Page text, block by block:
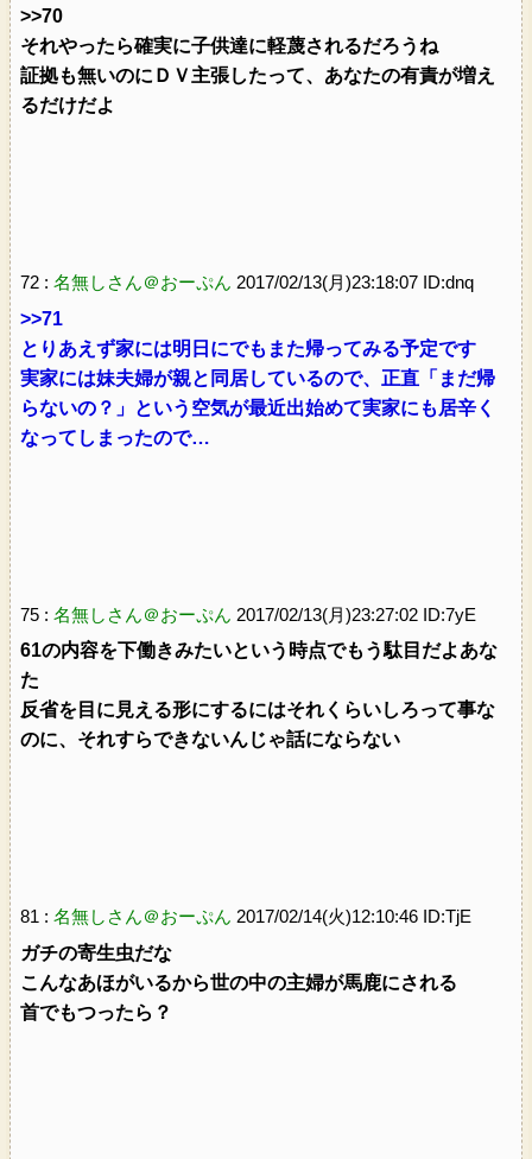
>>70
それやったら確実に子供達に軽蔑されるだろうね
証拠も無いのにＤＶ主張したって、あなたの有責が増え
るだけだよ
72 : 名無しさん＠おーぷん 2017/02/13(月)23:18:07 ID:dnq
>>71
とりあえず家には明日にでもまた帰ってみる予定です
実家には妹夫婦が親と同居しているので、正直「まだ帰
らないの？」という空気が最近出始めて実家にも居辛く
なってしまったので…
75 : 名無しさん＠おーぷん 2017/02/13(月)23:27:02 ID:7yE
61の内容を下働きみたいという時点でもう駄目だよあな
た
反省を目に見える形にするにはそれくらいしろって事な
のに、それすらできないんじゃ話にならない
81 : 名無しさん＠おーぷん 2017/02/14(火)12:10:46 ID:TjE
ガチの寄生虫だな
こんなあほがいるから世の中の主婦が馬鹿にされる
首でもつったら？